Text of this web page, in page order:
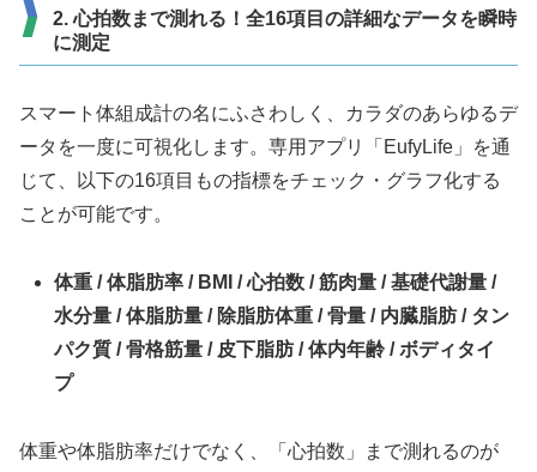
2. 心拍数まで測れる！全16項目の詳細なデータを瞬時
に測定
スマート体組成計の名にふさわしく、カラダのあらゆるデ
ータを一度に可視化します。専用アプリ「EufyLife」を通
じて、以下の16項目もの指標をチェック・グラフ化する
ことが可能です。
体重 / 体脂肪率 / BMI / 心拍数 / 筋肉量 / 基礎代謝量 /
水分量 / 体脂肪量 / 除脂肪体重 / 骨量 / 内臓脂肪 / タン
パク質 / 骨格筋量 / 皮下脂肪 / 体内年齢 / ボディタイ
プ
体重や体脂肪率だけでなく、「心拍数」まで測れるのが